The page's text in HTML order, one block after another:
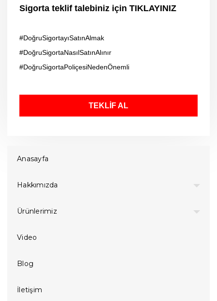
Sigorta teklif talebiniz için TIKLAYINIZ
#DoğruSigortayıSatınAlmak
#DoğruSigortaNasılSatınAlınır
#DoğruSigortaPoliçesiNedenÖnemli
TEKLİF AL
Anasayfa
Hakkımızda
Ürünlerimiz
Video
Blog
İletişim